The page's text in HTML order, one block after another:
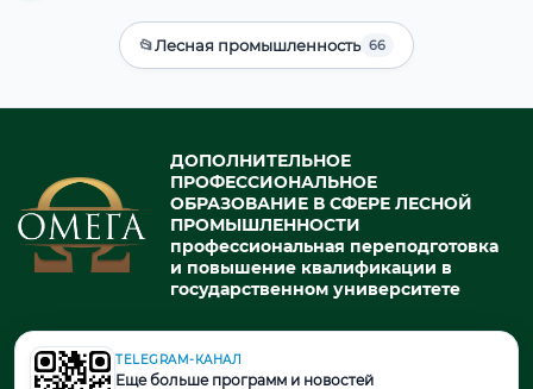
📂Лесная промышленность 66
ДОПОЛНИТЕЛЬНОЕ
ПРОФЕССИОНАЛЬНОЕ
ОБРАЗОВАНИЕ В СФЕРЕ ЛЕСНОЙ
ПРОМЫШЛЕННОСТИ
профессиональная переподготовка
и повышение квалификации в
государственном университете
© 2026. При использовании материалов портала активная ссылка
TELEGRAM-КАНАЛ
Еще больше программ и новостей